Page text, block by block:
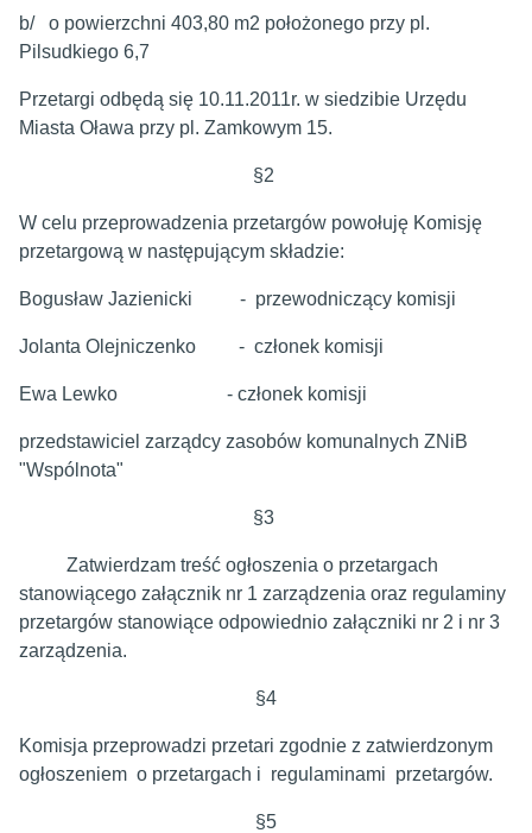
b/ o powierzchni 403,80 m2 położonego przy pl.
Pilsudkiego 6,7
Przetargi odbędą się 10.11.2011r. w siedzibie Urzędu
Miasta Oława przy pl. Zamkowym 15.
§2
W celu przeprowadzenia przetargów powołuję Komisję
przetargową w następującym składzie:
Bogusław Jazienicki - przewodniczący komisji
Jolanta Olejniczenko - członek komisji
Ewa Lewko - członek komisji
przedstawiciel zarządcy zasobów komunalnych ZNiB
"Wspólnota"
§3
Zatwierdzam treść ogłoszenia o przetargach
stanowiącego załącznik nr 1 zarządzenia oraz regulaminy
przetargów stanowiące odpowiednio załączniki nr 2 i nr 3
zarządzenia.
§4
Komisja przeprowadzi przetari zgodnie z zatwierdzonym
ogłoszeniem o przetargach i regulaminami przetargów.
§5